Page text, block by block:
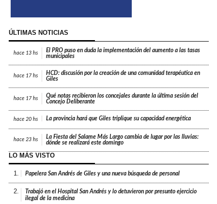
ÚLTIMAS NOTICIAS
hace 13 hs
El PRO puso en duda la implementación del aumento a las tasas
municipales
hace 17 hs
HCD: discusión por la creación de una comunidad terapéutica en
Giles
hace 17 hs
Qué notas recibieron los concejales durante la última sesión del
Concejo Deliberante
hace 20 hs La provincia hará que Giles triplique su capacidad energética
hace 23 hs
La Fiesta del Salame Más Largo cambia de lugar por las lluvias:
dónde se realizará este domingo
LO MÁS VISTO
1. Papelera San Andrés de Giles y una nueva búsqueda de personal
2.
Trabajó en el Hospital San Andrés y lo detuvieron por presunto ejercicio
ilegal de la medicina